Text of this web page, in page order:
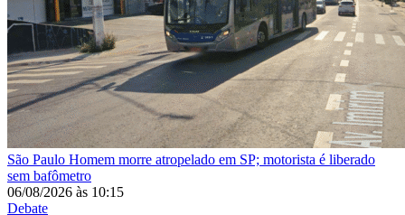
São Paulo Homem morre atropelado em SP; motorista é liberado
sem bafômetro
06/08/2026 às 10:15
Debate